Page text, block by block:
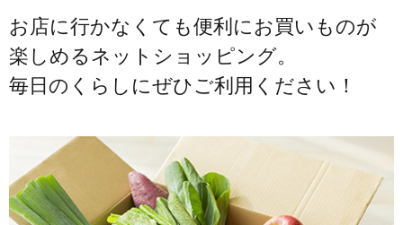
お店に行かなくても便利にお買いものが
楽しめるネットショッピング。
毎日のくらしにぜひご利用ください！